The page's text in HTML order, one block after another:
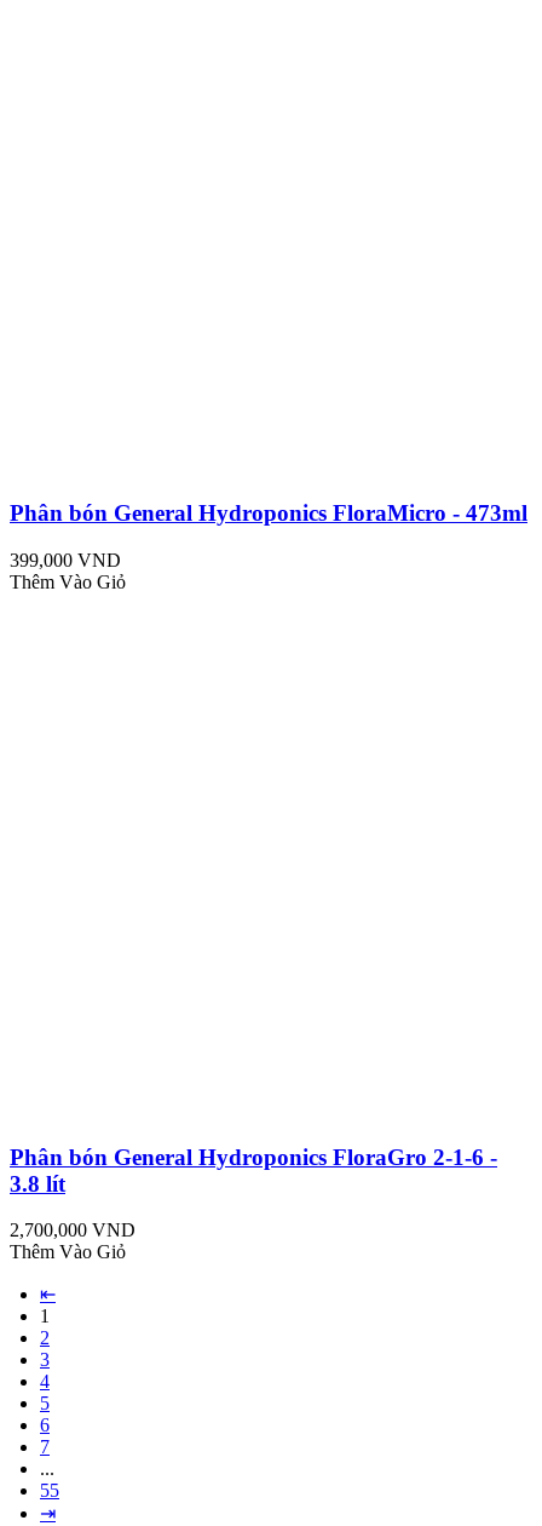
Phân bón General Hydroponics FloraMicro - 473ml
399,000 VND
Thêm Vào Giỏ
Phân bón General Hydroponics FloraGro 2-1-6 -
3.8 lít
2,700,000 VND
Thêm Vào Giỏ
⇤
1
2
3
4
5
6
7
...
55
⇥